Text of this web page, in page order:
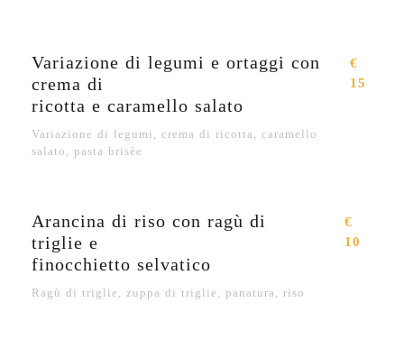
Variazione di legumi e ortaggi con
crema di
ricotta e caramello salato
Variazione di legumi, crema di ricotta, caramello
salato, pasta brisèe
€
15
Arancina di riso con ragù di
triglie e
finocchietto selvatico
Ragù di triglie, zuppa di triglie, panatura, riso
€
10